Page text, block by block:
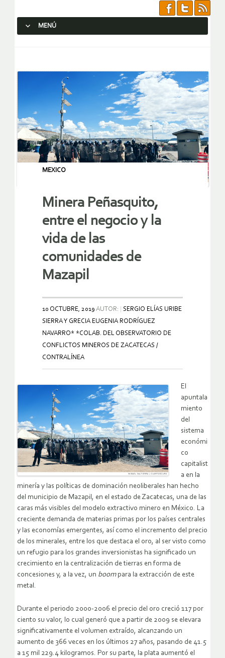
MENÚ
MEXICO
Minera Peñasquito,
entre el negocio y la
vida de las
comunidades de
Mazapil
10 OCTUBRE, 2019 AUTOR:
SERGIO ELÍAS URIBE
SIERRA Y GRECIA EUGENIA RODRÍGUEZ
NAVARRO* *COLAB. DEL OBSERVATORIO DE
CONFLICTOS MINEROS DE ZACATECAS /
CONTRALÍNEA
El
apuntala
miento
del
sistema
económi
co
capitalist
a en la
minería y las políticas de dominación neoliberales han hecho
del municipio de Mazapil, en el estado de Zacatecas, una de las
caras más visibles del modelo extractivo minero en México. La
creciente demanda de materias primas por los países centrales
y las economías emergentes, así como el incremento del precio
de los minerales, entre los que destaca el oro, al ser visto como
un refugio para los grandes inversionistas ha significado un
crecimiento en la centralización de tierras en forma de
concesiones y, a la vez, un boompara la extracción de este
metal.
Durante el periodo 2000-2006 el precio del oro creció 117 por
ciento su valor, lo cual generó que a partir de 2009 se elevara
significativamente el volumen extraído, alcanzando un
aumento de 366 veces en los últimos 27 años, pasando de 41.5
a 15 mil 229.4 kilogramos. Por su parte, la plata aumentó el